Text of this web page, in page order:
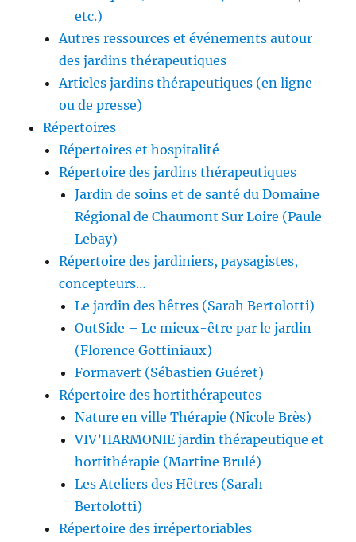
etc.)
Autres ressources et événements autour
des jardins thérapeutiques
Articles jardins thérapeutiques (en ligne
ou de presse)
Répertoires
Répertoires et hospitalité
Répertoire des jardins thérapeutiques
Jardin de soins et de santé du Domaine
Régional de Chaumont Sur Loire (Paule
Lebay)
Répertoire des jardiniers, paysagistes,
concepteurs…
Le jardin des hêtres (Sarah Bertolotti)
OutSide – Le mieux-être par le jardin
(Florence Gottiniaux)
Formavert (Sébastien Guéret)
Répertoire des hortithérapeutes
Nature en ville Thérapie (Nicole Brès)
VIV’HARMONIE jardin thérapeutique et
hortithérapie (Martine Brulé)
Les Ateliers des Hêtres (Sarah
Bertolotti)
Répertoire des irrépertoriables